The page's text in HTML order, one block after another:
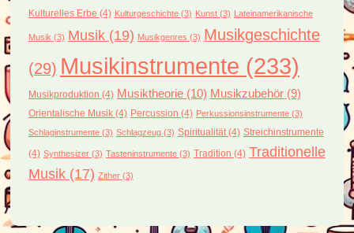
Kulturelles Erbe (4) Kulturgeschichte(3) Kunst(3) Lateinamerikanische
Musik(3) Musik(19) Musikgenres (3) Musikgeschichte
(29) Musikinstrumente (233)
Musikproduktion (4) Musiktheorie(10) Musikzubehör(9)
Orientalische Musik(4) Percussion (4) Perkussionsinstrumente(3)
Schlaginstrumente(3) Schlagzeug(3) Spiritualität(4) Streichinstrumente
(4) Synthesizer(3) Tasteninstrumente(3) Tradition (4) Traditionelle
Musik(17) Zither(3)